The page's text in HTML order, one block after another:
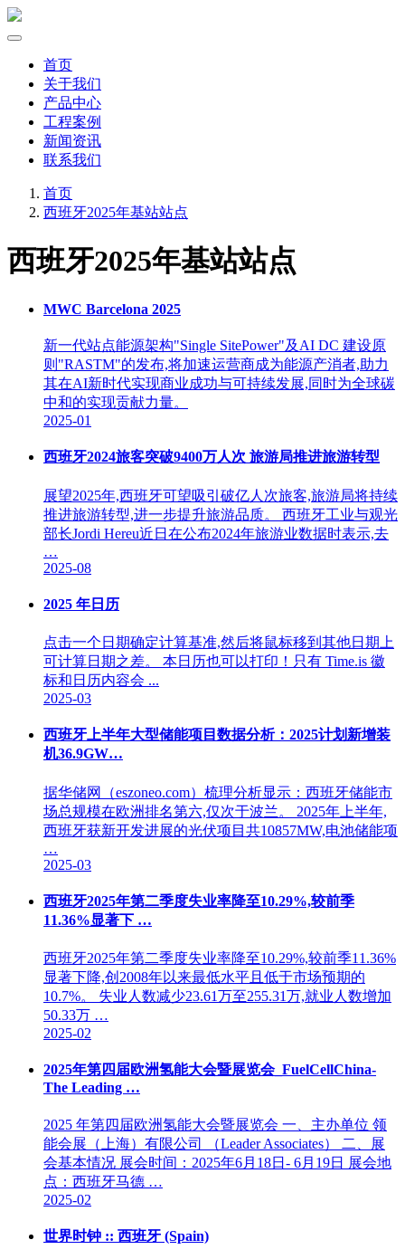
首页
关于我们
产品中心
工程案例
新闻资讯
联系我们
首页
西班牙2025年基站站点
西班牙2025年基站站点
MWC Barcelona 2025
新一代站点能源架构"Single SitePower"及AI DC 建设原
则"RASTM"的发布,将加速运营商成为能源产消者,助力
其在AI新时代实现商业成功与可持续发展,同时为全球碳
中和的实现贡献力量。
2025-01
西班牙2024旅客突破9400万人次 旅游局推进旅游转型
展望2025年,西班牙可望吸引破亿人次旅客,旅游局将持续
推进旅游转型,进一步提升旅游品质。 西班牙工业与观光
部长Jordi Hereu近日在公布2024年旅游业数据时表示,去
…
2025-08
2025 年日历
点击一个日期确定计算基准,然后将鼠标移到其他日期上
可计算日期之差。 本日历也可以打印！只有 Time.is 徽
标和日历内容会 ...
2025-03
西班牙上半年大型储能项目数据分析：2025计划新增装
机36.9GW…
据华储网（eszoneo.com）梳理分析显示：西班牙储能市
场总规模在欧洲排名第六,仅次于波兰。 2025年上半年,
西班牙获新开发进展的光伏项目共10857MW,电池储能项
…
2025-03
西班牙2025年第二季度失业率降至10.29%,较前季
11.36%显著下 …
西班牙2025年第二季度失业率降至10.29%,较前季11.36%
显著下降,创2008年以来最低水平且低于市场预期的
10.7%。 失业人数减少23.61万至255.31万,就业人数增加
50.33万 …
2025-02
2025年第四届欧洲氢能大会暨展览会_FuelCellChina-
The Leading …
2025 年第四届欧洲氢能大会暨展览会 一、主办单位 领
能会展（上海）有限公司 （Leader Associates） 二、展
会基本情况 展会时间：2025年6月18日- 6月19日 展会地
点：西班牙马德 …
2025-02
世界时钟 :: 西班牙 (Spain)